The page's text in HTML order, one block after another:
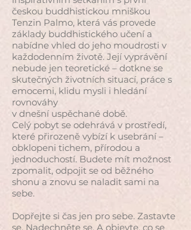
českou buddhistickou mniškou
Tenzin Palmo, která vás provede
základy buddhistického učení a
nabídne vhled do jeho moudrosti v
každodenním životě. Její vyprávění
nebude jen teoretické – dotkne se
skutečných životních situací, práce s
emocemi, klidu mysli i hledání
rovnováhy
v dnešní uspěchané době.
Celý pobyt se odehrává v prostředí,
které přirozeně vybízí k usebrání –
obklopeni tichem, přírodou a
jednoduchostí. Budete mít možnost
zpomalit, odpojit se od běžného
shonu a znovu se naladit sami na
sebe.
Dopřejte si čas jen pro sebe. Zastavte
se. Nadechněte se. A objevte, co se